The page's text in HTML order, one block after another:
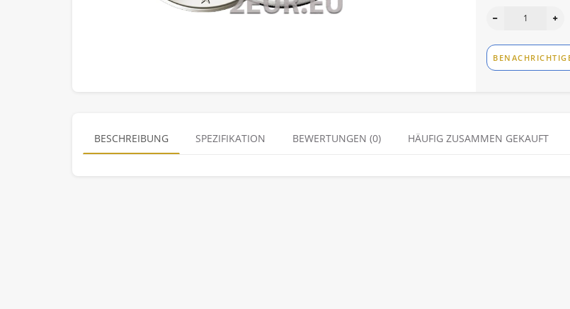
BESCHREIBUNG SPEZIFIKATION BEWERTUNGEN (0) HÄUFIG ZUSAMMEN GEKAUFT